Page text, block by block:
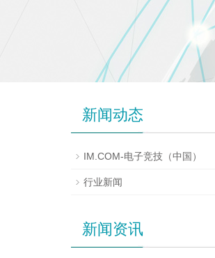
新闻动态
IM.COM-电子竞技（中国）
行业新闻
新闻资讯